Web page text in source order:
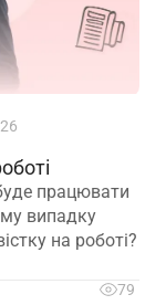
працювати
випадку
на роботі?
79